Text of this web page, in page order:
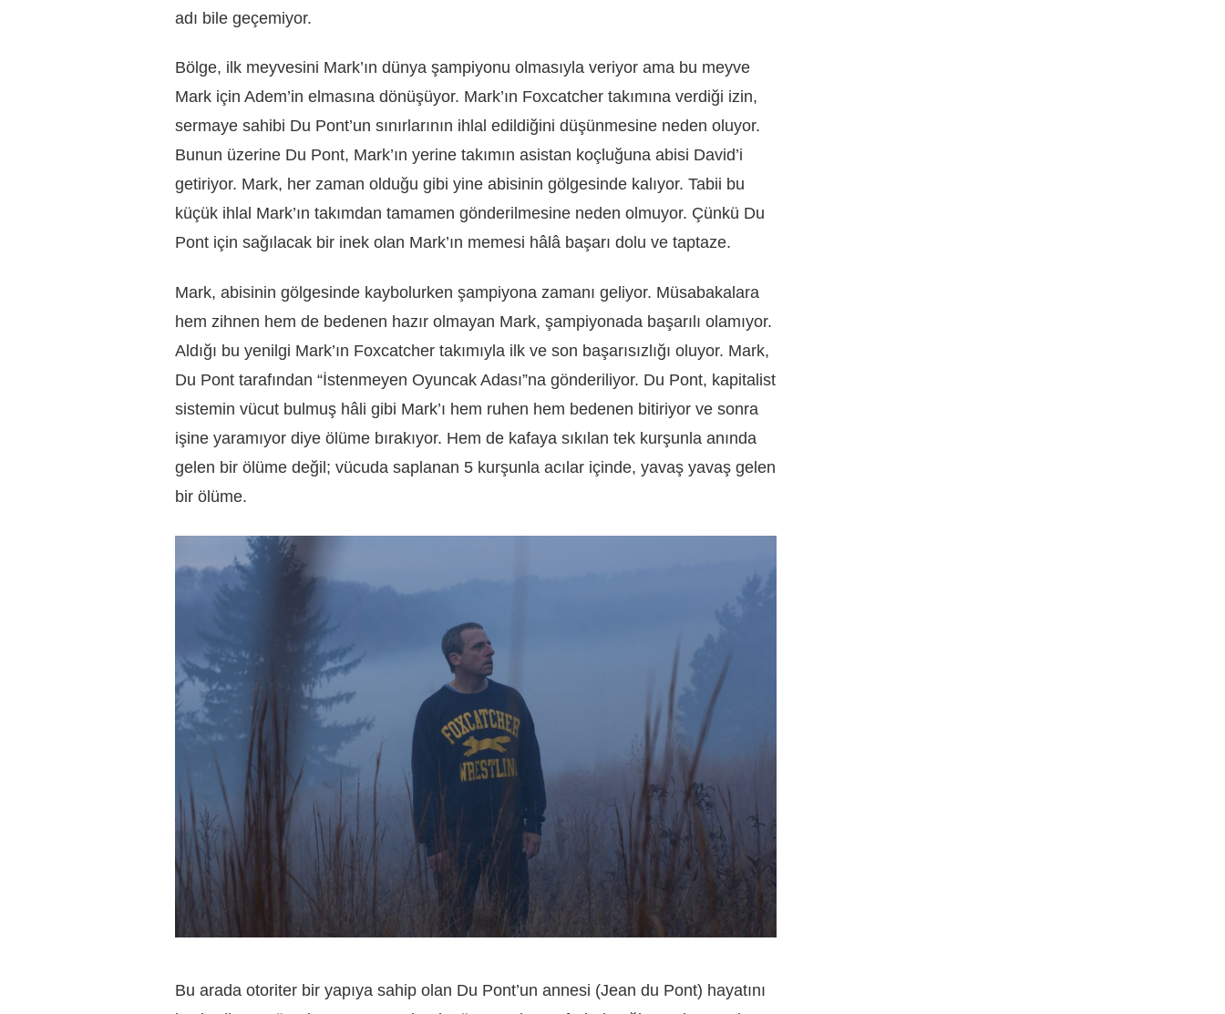
adı bile geçemiyor.
Bölge, ilk meyvesini Mark’ın dünya şampiyonu olmasıyla veriyor ama bu meyve
Mark için Adem’in elmasına dönüşüyor. Mark’ın Foxcatcher takımına verdiği izin,
sermaye sahibi Du Pont’un sınırlarının ihlal edildiğini düşünmesine neden oluyor.
Bunun üzerine Du Pont, Mark’ın yerine takımın asistan koçluğuna abisi David’i
getiriyor. Mark, her zaman olduğu gibi yine abisinin gölgesinde kalıyor. Tabii bu
küçük ihlal Mark’ın takımdan tamamen gönderilmesine neden olmuyor. Çünkü Du
Pont için sağılacak bir inek olan Mark’ın memesi hâlâ başarı dolu ve taptaze.
Mark, abisinin gölgesinde kaybolurken şampiyona zamanı geliyor. Müsabakalara
hem zihnen hem de bedenen hazır olmayan Mark, şampiyonada başarılı olamıyor.
Aldığı bu yenilgi Mark’ın Foxcatcher takımıyla ilk ve son başarısızlığı oluyor. Mark,
Du Pont tarafından “İstenmeyen Oyuncak Adası”na gönderiliyor. Du Pont, kapitalist
sistemin vücut bulmuş hâli gibi Mark’ı hem ruhen hem bedenen bitiriyor ve sonra
işine yaramıyor diye ölüme bırakıyor. Hem de kafaya sıkılan tek kurşunla anında
gelen bir ölüme değil; vücuda saplanan 5 kurşunla acılar içinde, yavaş yavaş gelen
bir ölüme.
Bu arada otoriter bir yapıya sahip olan Du Pont’un annesi (Jean du Pont) hayatını